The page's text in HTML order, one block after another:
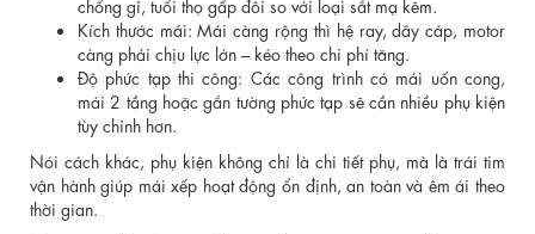
chống gỉ, tuổi thọ gấp đôi so với loại sắt mạ kẽm.
Kích thước mái: Mái càng rộng thì hệ ray, dây cáp, motor
càng phải chịu lực lớn – kéo theo chi phí tăng.
Độ phức tạp thi công: Các công trình có mái uốn cong,
mái 2 tầng hoặc gắn tường phức tạp sẽ cần nhiều phụ kiện
tùy chỉnh hơn.
Nói cách khác, phụ kiện không chỉ là chi tiết phụ, mà là trái tim
vận hành giúp mái xếp hoạt động ổn định, an toàn và êm ái theo
thời gian.